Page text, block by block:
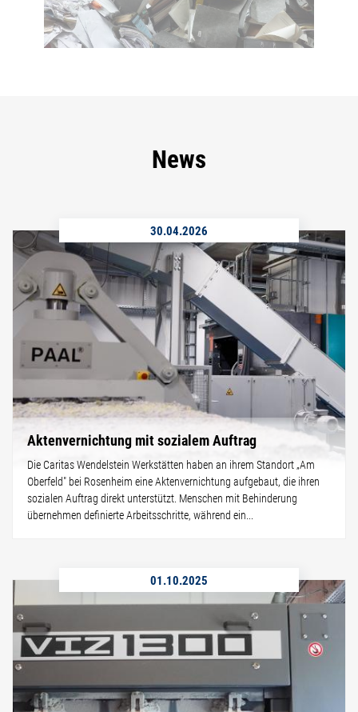
News
30.04.2026
Aktenvernichtung mit sozialem Auftrag
Die Caritas Wendelstein Werkstätten haben an ihrem Standort „Am
Oberfeld" bei Rosenheim eine Aktenvernichtung aufgebaut, die ihren
sozialen Auftrag direkt unterstützt. Menschen mit Behinderung
übernehmen definierte Arbeitsschritte, während ein...
01.10.2025